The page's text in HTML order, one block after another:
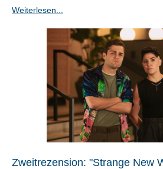
Weiterlesen...
Zweitrezension: "Strange New